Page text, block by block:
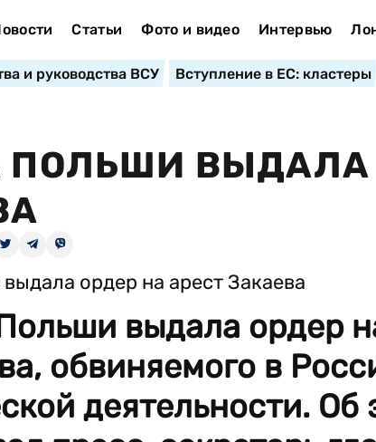
Статьи Фото и видео Интервью
и руководства ВСУ Вступление в ЕС: кластеры
ПОЛЬШИ ВЫДАЛА
выдала ордер
обвиняемого в
деятельности. Об